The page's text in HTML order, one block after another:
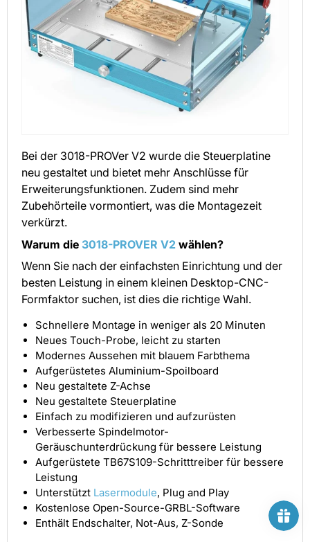
Bei der 3018-PROVer V2 wurde die Steuerplatine
neu gestaltet und bietet mehr Anschlüsse für
Erweiterungsfunktionen. Zudem sind mehr
Zubehörteile vormontiert, was die Montagezeit
verkürzt.
Warum die 3018-PROVER V2 wählen?
Wenn Sie nach der einfachsten Einrichtung und der
besten Leistung in einem kleinen Desktop-CNC-
Formfaktor suchen, ist dies die richtige Wahl.
Schnellere Montage in weniger als 20 Minuten
Neues Touch-Probe, leicht zu starten
Modernes Aussehen mit blauem Farbthema
Aufgerüstetes Aluminium-Spoilboard
Neu gestaltete Z-Achse
Neu gestaltete Steuerplatine
Einfach zu modifizieren und aufzurüsten
Verbesserte Spindelmotor-
Geräuschunterdrückung für bessere Leistung
Aufgerüstete TB67S109-Schritttreiber für bessere
Leistung
Unterstützt Lasermodule, Plug and Play
Kostenlose Open-Source-GRBL-Software
Enthält Endschalter, Not-Aus, Z-Sonde